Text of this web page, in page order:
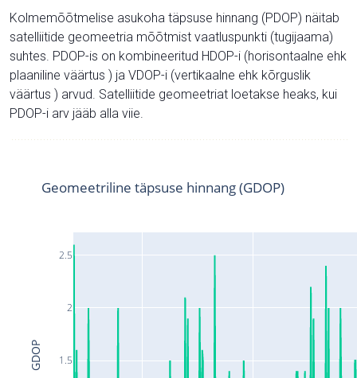
Kolmemõõtmelise asukoha täpsuse hinnang (PDOP) näitab
satelliitide geomeetria mõõtmist vaatluspunkti (tugijaama)
suhtes. PDOP-is on kombineeritud HDOP-i (horisontaalne ehk
plaaniline väärtus ) ja VDOP-i (vertikaalne ehk kõrguslik
väärtus ) arvud. Satelliitide geomeetriat loetakse heaks, kui
PDOP-i arv jääb alla viie.
1.5
2
2.5
Geomeetriline täpsuse hinnang (GDOP)
GDOP